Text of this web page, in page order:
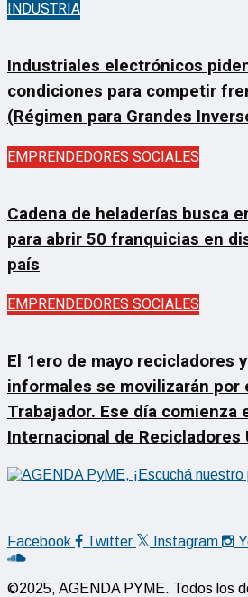
INDUSTRIA
Industriales electrónicos
condiciones para competir
(Régimen para Grandes
EMPRENDEDORES SOCIALES
Cadena de heladerías busca
para abrir 50 franquicias en
país
EMPRENDEDORES SOCIALES
El 1ero de mayo recicladores
informales se movilizarán por
Trabajador. Ese día comienza
Internacional de Recicladores
Facebook Twitter Instagram
©2025, AGENDA PYME. Todos los